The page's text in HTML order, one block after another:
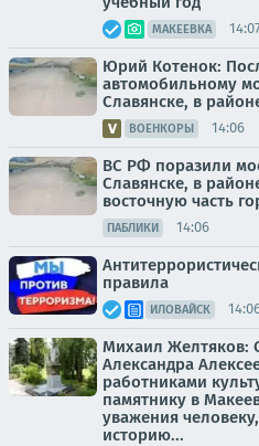
МАКЕЕВКА
Юрий Котенок:
автомобильному
Славянске, в
ВОЕНКОРЫ 14:06
ВС РФ поразили
Славянске, в
восточную часть
ПАБЛИКИ 14:06
правила
ИЛОВАЙСК
Михаил Желтяков:
Александра
работниками
памятнику в
уважения
историю...